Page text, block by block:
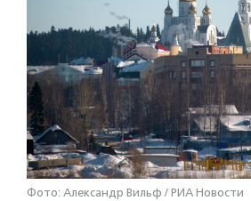
Фото: Александр Вильф / РИА Новости